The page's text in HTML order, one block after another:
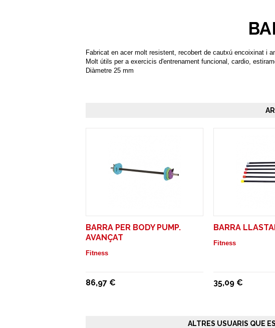
Fabricat en acer molt resistent, recobert de cautxú encoixinat i
Molt útils per a exercicis d'entrenament funcional, cardio,
Diàmetre 25 mm
BARRA PER BODY PUMP.
AVANÇAT
Fitness
86,97 €
BARRA
Fitness
35,09 €
ALTRES USUARIS QUE